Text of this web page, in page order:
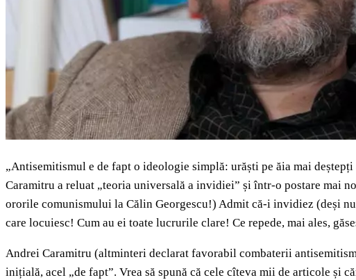
„Antisemitismul e de fapt o ideologie simplă: urăști pe ăia mai
Caramitru a reluat „teoria universală a invidiei” și într-o postare mai
ororile comunismului la Călin Georgescu!) Admit că-i invidiez (deși
care locuiesc! Cum au ei toate lucrurile clare! Ce repede, mai ales,
Andrei Caramitru (altminteri declarat favorabil combaterii
inițială, acel „de fapt”. Vrea să spună că cele cîteva mii de articole și